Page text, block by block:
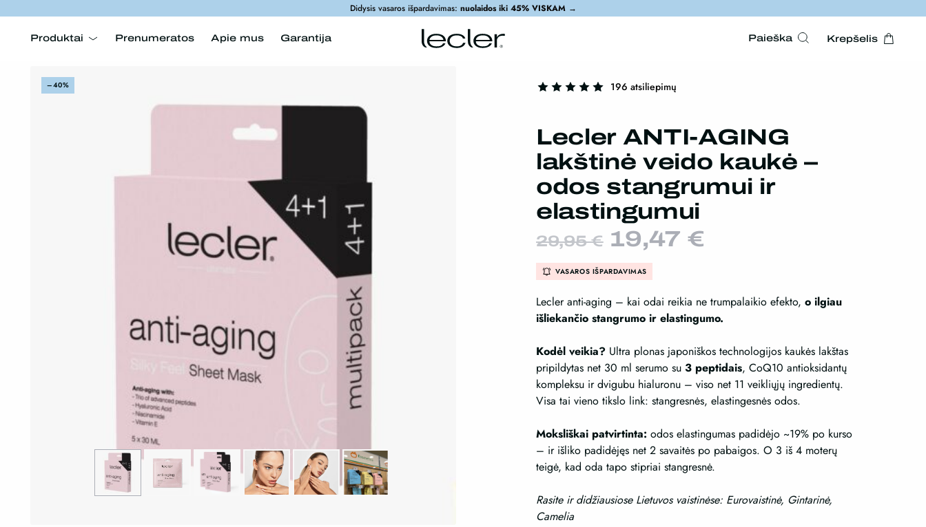
Didysis vasaros išpardavimas: nuolaidos iki 45% VISKAM→
Produktai Prenumeratos Apie mus Garantija Paieška Krepšelis
–40%
Lecler ANTI-AGING
lakštinė veido kaukė –
odos stangrumui ir
elastingumui
29,95€ 19,47 €
196 atsiliepimų
VASAROS IŠPARDAVIMAS
Lecler anti-aging – kai odai reikia ne trumpalaikio efekto, o ilgiau
išliekančio stangrumo ir elastingumo.
Kodėl veikia? Ultra plonas japoniškos technologijos kaukės lakštas
pripildytas net 30 ml serumo su 3 peptidais, CoQ10 antioksidantų
kompleksu ir dvigubu hialuronu – viso net 11 veikliųjų ingredientų.
Visa tai vieno tikslo link: stangresnės, elastingesnės odos.
Moksliškai patvirtinta: odos elastingumas padidėjo ~19% po kurso
– ir išliko padidėjęs net 2 savaitės po pabaigos. O 3 iš 4 moterų
teigė, kad oda tapo stipriai stangresnė.
Rasite ir didžiausiose Lietuvos vaistinėse: Eurovaistinė, Gintarinė,
Camelia